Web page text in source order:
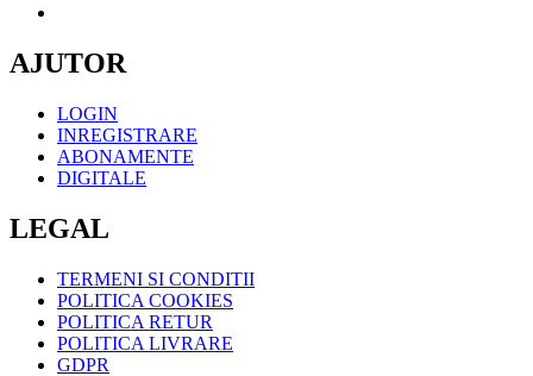
AJUTOR
LOGIN
INREGISTRARE
ABONAMENTE
DIGITALE
LEGAL
TERMENI SI CONDITII
POLITICA COOKIES
POLITICA RETUR
POLITICA LIVRARE
GDPR